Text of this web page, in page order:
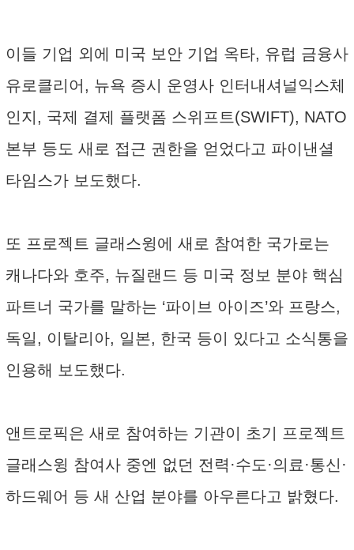
이들 기업 외에 미국 보안 기업 옥타, 유럽 금융사
유로클리어, 뉴욕 증시 운영사 인터내셔널익스체
인지, 국제 결제 플랫폼 스위프트(SWIFT), NATO
본부 등도 새로 접근 권한을 얻었다고 파이낸셜
타임스가 보도했다.
또 프로젝트 글래스윙에 새로 참여한 국가로는
캐나다와 호주, 뉴질랜드 등 미국 정보 분야 핵심
파트너 국가를 말하는 ‘파이브 아이즈’와 프랑스,
독일, 이탈리아, 일본, 한국 등이 있다고 소식통을
인용해 보도했다.
앤트로픽은 새로 참여하는 기관이 초기 프로젝트
글래스윙 참여사 중엔 없던 전력·수도·의료·통신·
하드웨어 등 새 산업 분야를 아우른다고 밝혔다.